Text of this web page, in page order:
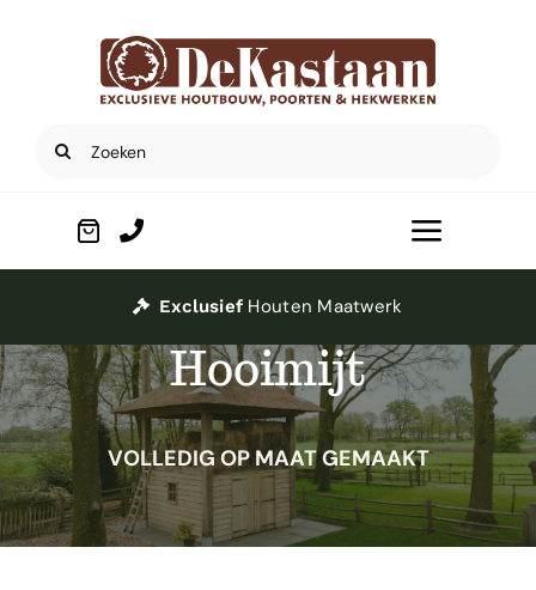
Zoeken
Toggle
Poorten
Houtbouw
Projecten
Exclusief Houten Maatwerk
Hooimijt
VOLLEDIG OP MAAT GEMAAKT